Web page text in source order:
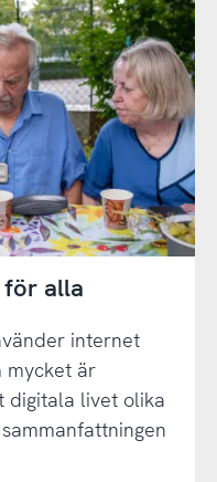
alla
internet
mycket är
digitala livet olika